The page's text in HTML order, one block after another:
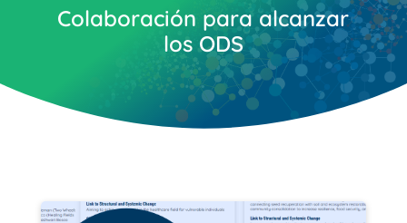
Colaboración para alcanzar
los ODS